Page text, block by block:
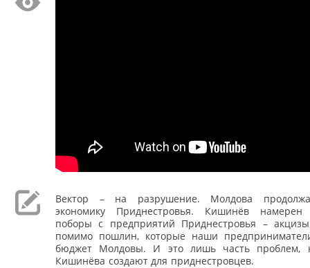
Вектор – на разрушение. Молдова
экономику Приднестровья. Кишинёв
поборы с предприятий Приднестровья –
помимо пошлин, которые наши
бюджет Молдовы. И это лишь часть проблем,
Кишинёва создают для приднестровцев.